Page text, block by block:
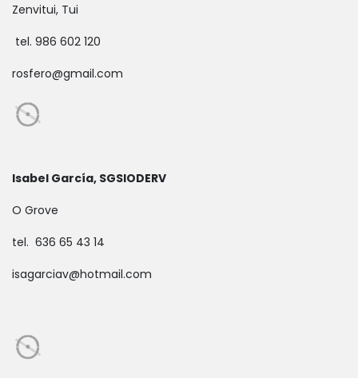
Zenvitui, Tui
tel. 986 602 120
rosfero@gmail.com
Isabel García, SGSIODERV
O Grove
tel. 636 65 43 14
isagarciav@hotmail.com